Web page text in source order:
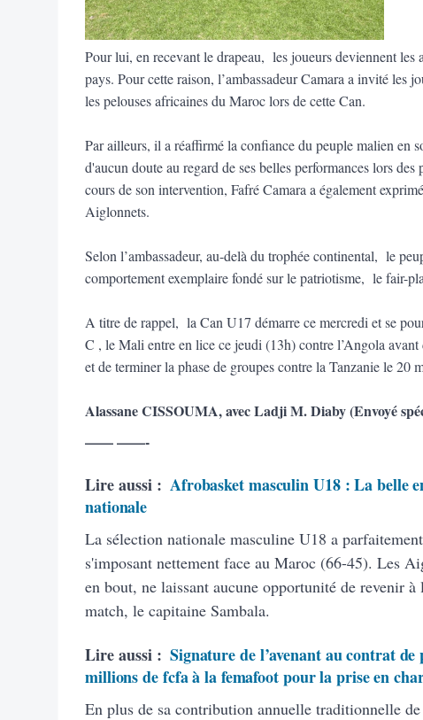
Pour lui, en recevant le drapeau, les joueurs deviennent les
pays. Pour cette raison, l’ambassadeur Camara a invité les
les pelouses africaines du Maroc lors de cette Can.
Par ailleurs, il a réaffirmé la confiance du peuple malien en
d'aucun doute au regard de ses belles performances lors
cours de son intervention, Fafré Camara a également
Aiglonnets.
Selon l’ambassadeur, au-delà du trophée continental, le
comportement exemplaire fondé sur le patriotisme, le fair-
A titre de rappel, la Can U17 démarre ce mercredi et se
C , le Mali entre en lice ce jeudi (13h) contre l’Angola
et de terminer la phase de groupes contre la Tanzanie le 20
Alassane CISSOUMA, avec Ladji M. Diaby (Envoyé
—— ——-
Lire aussi : Afrobasket masculin U18 : La belle
nationale
La sélection nationale masculine U18 a
s'imposant nettement face au Maroc (66-45). Les
en bout, ne laissant aucune opportunité de revenir à
match, le capitaine Sambala.
Lire aussi : Signature de l’avenant au contrat
millions de fcfa à la femafoot pour la prise en
En plus de sa contribution annuelle traditionnelle